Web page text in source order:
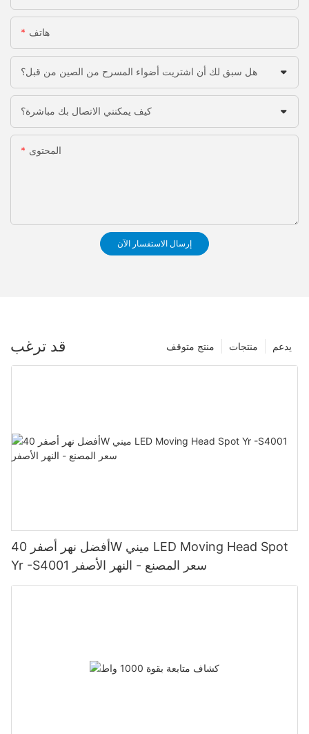
هاتف
هل سبق لك أن اشتريت أضواء المسرح من الصين من قبل؟
كيف يمكنني الاتصال بك مباشرة؟
المحتوى
إرسال الاستفسار الآن
قد ترغب يدعم منتجات منتج متوقف
أفضل نهر أصفر 40W ميني LED Moving Head Spot
Yr -S4001 سعر المصنع - النهر الأصفر